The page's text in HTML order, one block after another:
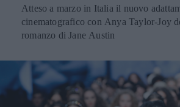
Atteso a marzo in Italia il nuovo
cinematografico con Anya Taylor-Joy
romanzo di Jane Austin